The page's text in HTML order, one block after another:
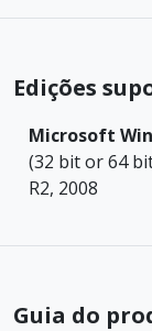
Edições
Microsoft
(32 bit or 64
R2, 2008
Guia do